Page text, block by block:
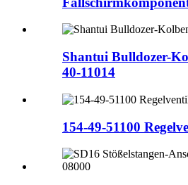
Shantui Bulldozer-
40-11014
154-49-51100